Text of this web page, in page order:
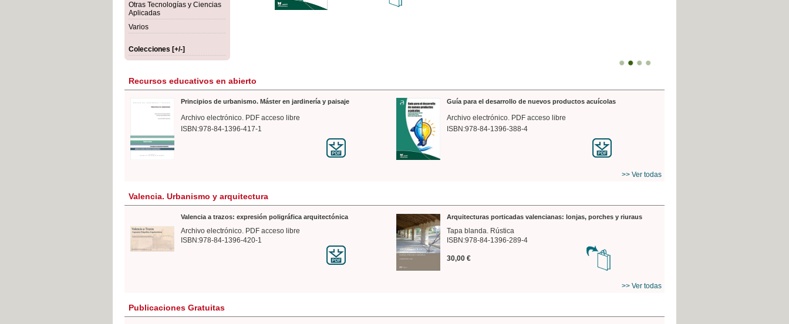
Otras Tecnologías y Ciencias
Aplicadas
Varios
Colecciones [+/-]
Recursos educativos en abierto
Principios de urbanismo. Máster en jardinería y paisaje
Archivo electrónico. PDF acceso libre
ISBN:978-84-1396-417-1
Guía para el desarrollo de nuevos productos acuícolas
Archivo electrónico. PDF acceso libre
ISBN:978-84-1396-388-4
>> Ver todas
Valencia. Urbanismo y arquitectura
Valencia a trazos: expresión poligráfica arquitectónica
Archivo electrónico. PDF acceso libre
ISBN:978-84-1396-420-1
Arquitecturas porticadas valencianas: lonjas, porches y riuraus
Tapa blanda. Rústica
ISBN:978-84-1396-289-4
30,00 €
>> Ver todas
Publicaciones Gratuitas